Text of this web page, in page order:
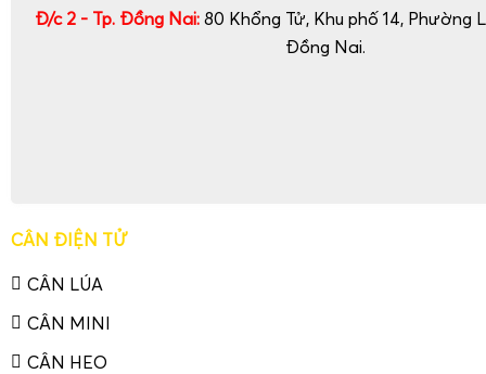
Đ/c 2 - Tp. Đồng Nai: 80 Khổng Tử, Khu phố 14, Phường
Đồng Nai.
CÂN ĐIỆN TỬ
CÂN LÚA
CÂN MINI
CÂN HEO